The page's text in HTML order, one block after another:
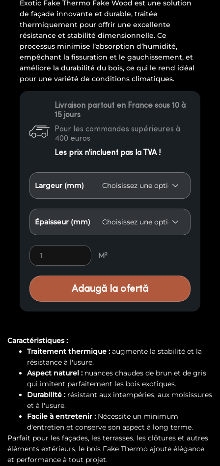
Exotic Fake Thermo Fake Wood est une solution
de façade innovante et durable, traitée
thermiquement pour offrir une excellente
résistance et stabilité dimensionnelle. Ce
processus minimise l’absorption d’humidité,
empêchant la fissuration et le gauchissement, et
améliore la durabilité du bois, ce qui le rend idéal
pour une variété de conditions climatiques.
Livraison partout en France sous 10 à
15 jours
Pour les commandes supérieures à
400 euros
Les prix n'incluent pas la TVA !
Largeur (mm)
Épaisseur (mm)
Faux bois exotique Thermo E79 quantity
M²
Adaugă la ofertă
Caractéristiques :
Traitement thermique : augmente la stabilité et la
résistance à l'usure.
Aspect naturel : nuances chaudes de brun et de gris
qui imitent parfaitement les bois exotiques.
Durabilité : résistant aux intempéries, aux moisissures
et à l'usure.
Facile à entretenir : Nécessite un minimum
d'entretien et conserve son aspect à long terme.
Parfait pour les façades, les terrasses, les clôtures et autres
éléments extérieurs, le bois Fake Thermo ajoute élégance
et performance à tout projet.